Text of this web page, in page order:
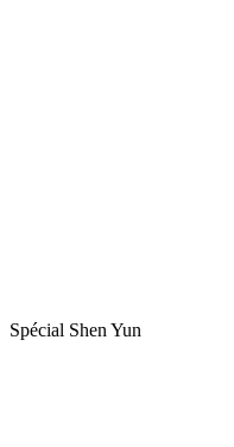
Spécial Shen Yun